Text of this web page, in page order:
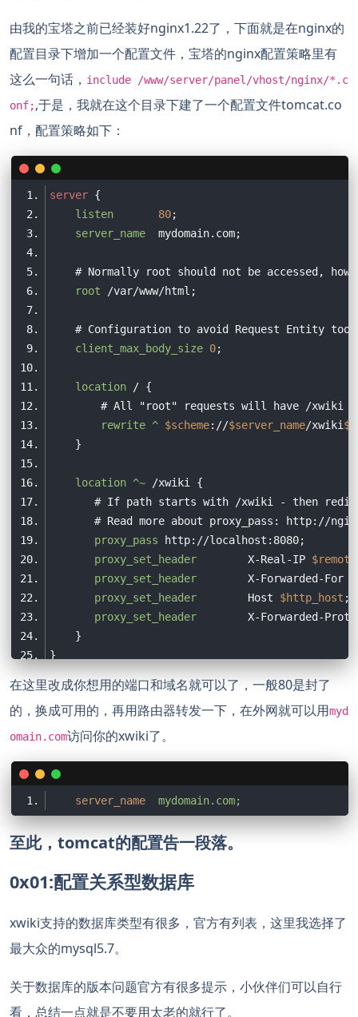
//
  permission java.io.FilePermission
  permission java.io.FilePermission
  permission java.io.FilePermission
"/
  permission java.io.FilePermission
//
permission
  permission javax.management.MBeanPermission
  permission javax.management.MBeanPermission
  permission javax.management.MBeanPermission
permission
  permission java.io.FilePermission
  permission java.io.FilePermission
  permission java.io.FilePermission
"/usr/lib/
Allow file storage directory reading -
  permission java.io.FilePermission
  permission java.io.FilePermission
Allow file storage directory reading -
  permission java.io.FilePermission
"
  permission java.io.FilePermission
"
由我的宝塔之前已经装好nginx1.22了，下面就是在nginx的
配置目录下增加一个配置文件，宝塔的nginx配置策略里有
这么一句话， include /www/server/panel/vhost/nginx/*.c
onf;,于是，我就在这个目录下建了一个配置文件tomcat.co
nf，配置策略如下：
server
listen
80
server_name
# Normally root should not be accessed,
root
# Configuration to avoid Request Entity too
client_max_body_size 0
location
# All "root" requests will have /xwiki
rewrite ^ $scheme://$server_name/xwiki
location ^~
# If path starts with /xwiki - then
# Read more about proxy_pass: http://
proxy_pass
proxy_set_header
        X-Real-IP
proxy_set_header
        X-Forwarded-For
proxy_set_header
        Host
$http_host
proxy_set_header
X-Forwarded-
在这里改成你想用的端口和域名就可以了，一般80是封了
的，换成可用的，再用路由器转发一下，在外网就可以用myd
omain.com访问你的xwiki了。
server_name mydomain.com;
至此，tomcat的配置告一段落。
0x01:配置关系型数据库
xwiki支持的数据库类型有很多，官方有列表，这里我选择了
最大众的mysql5.7。
关于数据库的版本问题官方有很多提示，小伙伴们可以自行
看，总结一点就是不要用太老的就行了。